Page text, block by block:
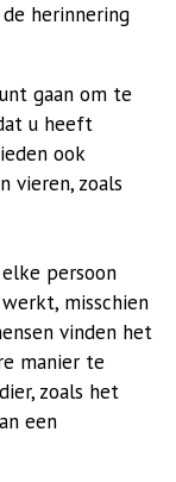
herinnering
gaan om te
u heeft
ook
vieren, zoals
persoon
misschien
vinden het
manier te
zoals het
een